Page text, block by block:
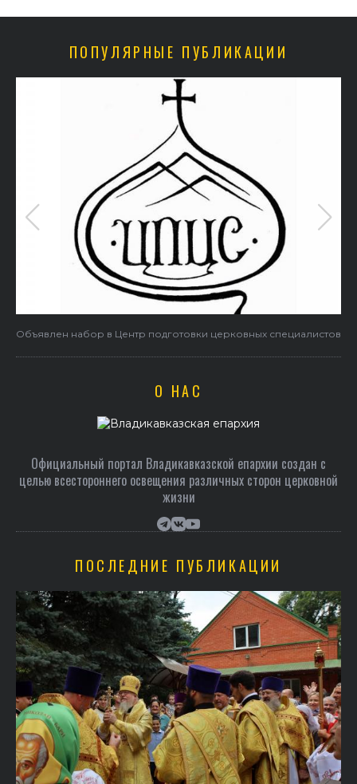
ПОПУЛЯРНЫЕ ПУБЛИКАЦИИ
Объявлен набор в Центр подготовки церковных специалистов
О НАС
Официальный портал Владикавказской епархии создан c
целью всестороннего освещения различных сторон церковной
жизни
ПОСЛЕДНИЕ ПУБЛИКАЦИИ